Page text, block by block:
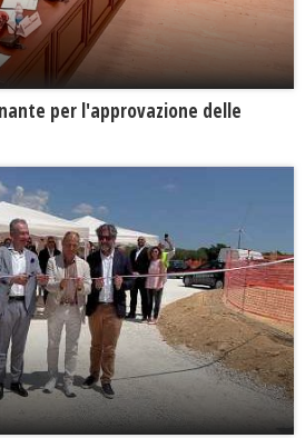
per l'approvazione delle